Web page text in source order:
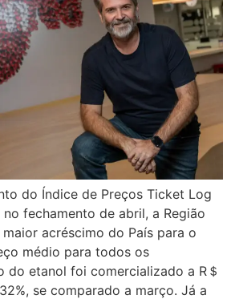
do Índice de Preços Ticket Log
fechamento de abril, a Região
acréscimo do País para o
médio para todos os
do etanol foi comercializado a R＄
se comparado a março. Já a